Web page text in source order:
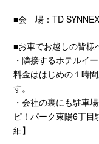
■会 場：TD
■お車でお越しの皆様
・隣接するホテルイ
料金ははじめの１時
す。
・会社の裏にも駐車
ピ！パーク東陽6丁
細】